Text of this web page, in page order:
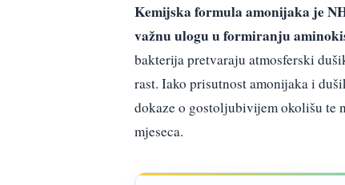
Kemijska formula amonijaka je
važnu ulogu u formiranju
bakterija pretvaraju atmosferski
rast. Iako prisutnost amonijaka i
dokaze o gostoljubivijem okolišu te
mjeseca.